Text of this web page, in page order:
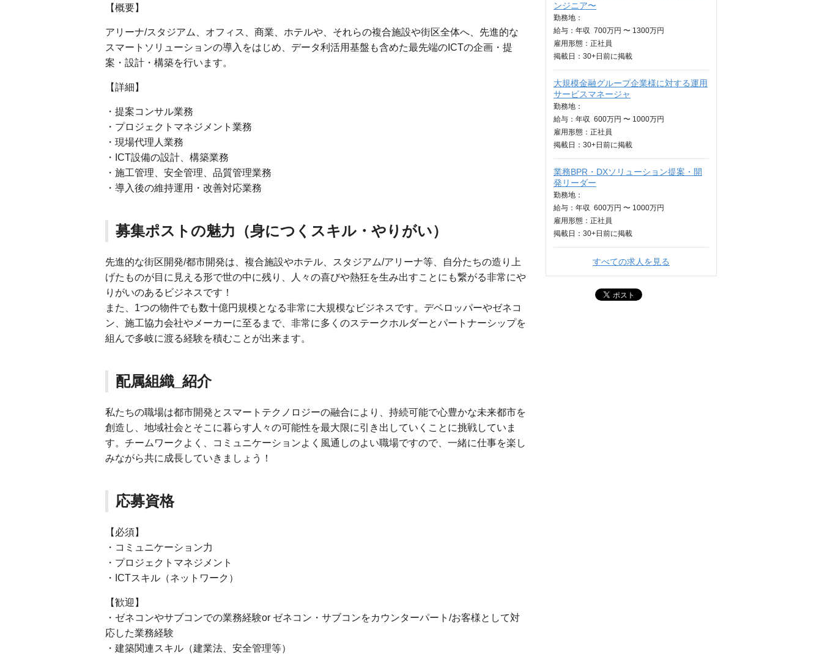
【概要】
アリーナ/スタジアム、オフィス、商業、ホテルや、それらの複合施設や街区全体へ、先進的な
スマートソリューションの導入をはじめ、データ利活用基盤も含めた最先端のICTの企画・提
案・設計・構築を行います。
【詳細】
・提案コンサル業務
・プロジェクトマネジメント業務
・現場代理人業務
・ICT設備の設計、構築業務
・施工管理、安全管理、品質管理業務
・導入後の維持運用・改善対応業務
募集ポストの魅力（身につくスキル・やりがい）
先進的な街区開発/都市開発は、複合施設やホテル、スタジアム/アリーナ等、自分たちの造り上
げたものが目に見える形で世の中に残り、人々の喜びや熱狂を生み出すことにも繋がる非常にや
りがいのあるビジネスです！
また、1つの物件でも数十億円規模となる非常に大規模なビジネスです。デベロッパーやゼネコ
ン、施工協力会社やメーカーに至るまで、非常に多くのステークホルダーとパートナーシップを
組んで多岐に渡る経験を積むことが出来ます。
配属組織_紹介
私たちの職場は都市開発とスマートテクノロジーの融合により、持続可能で心豊かな未来都市を
創造し、地域社会とそこに暮らす人々の可能性を最大限に引き出していくことに挑戦していま
す。チームワークよく、コミュニケーションよく風通しのよい職場ですので、一緒に仕事を楽し
みながら共に成長していきましょう！
応募資格
【必須】
・コミュニケーション力
・プロジェクトマネジメント
・ICTスキル（ネットワーク）
【歓迎】
・ゼネコンやサブコンでの業務経験or ゼネコン・サブコンをカウンターパート/お客様として対
応した業務経験
・建築関連スキル（建業法、安全管理等）
ンジニア〜
勤務地：
給与： 年収 700万円 〜 1300万円
雇用形態：正社員
掲載日： 30+日 前に掲載
大規模金融グループ企業様に対する運用
サービスマネージャ
勤務地：
給与： 年収 600万円 〜 1000万円
雇用形態：正社員
掲載日： 30+日 前に掲載
業務BPR・DXソリューション提案・開
発リーダー
勤務地：
給与： 年収 600万円 〜 1000万円
雇用形態：正社員
掲載日： 30+日 前に掲載
すべての求人を見る